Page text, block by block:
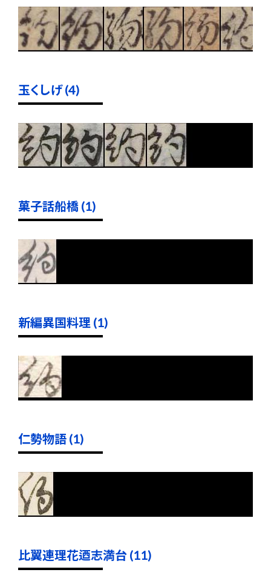
玉くしげ (4)
菓子話船橋 (1)
新編異国料理 (1)
仁勢物語 (1)
比翼連理花迺志満台 (11)